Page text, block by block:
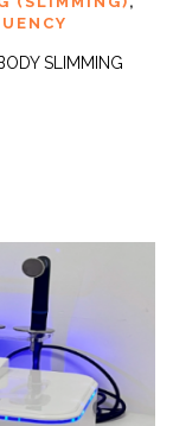
SLIMMING